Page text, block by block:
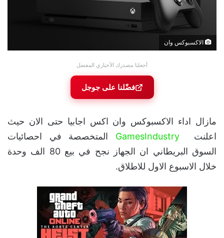
الاكسبوكس وان
أجعلنا مصدرك الأخباري المفضل
فضّلنا على جوجل
مازال اداء الاكسبوكس وان اكس اجابيا حتى الان حيث
اعلنتGamesIndustry المتخصصة في احصائيات
السوق البريطاني ان الجهاز نجح في بيع 80 الف وحدة
خلال الاسبوع الاول للاطلاق.